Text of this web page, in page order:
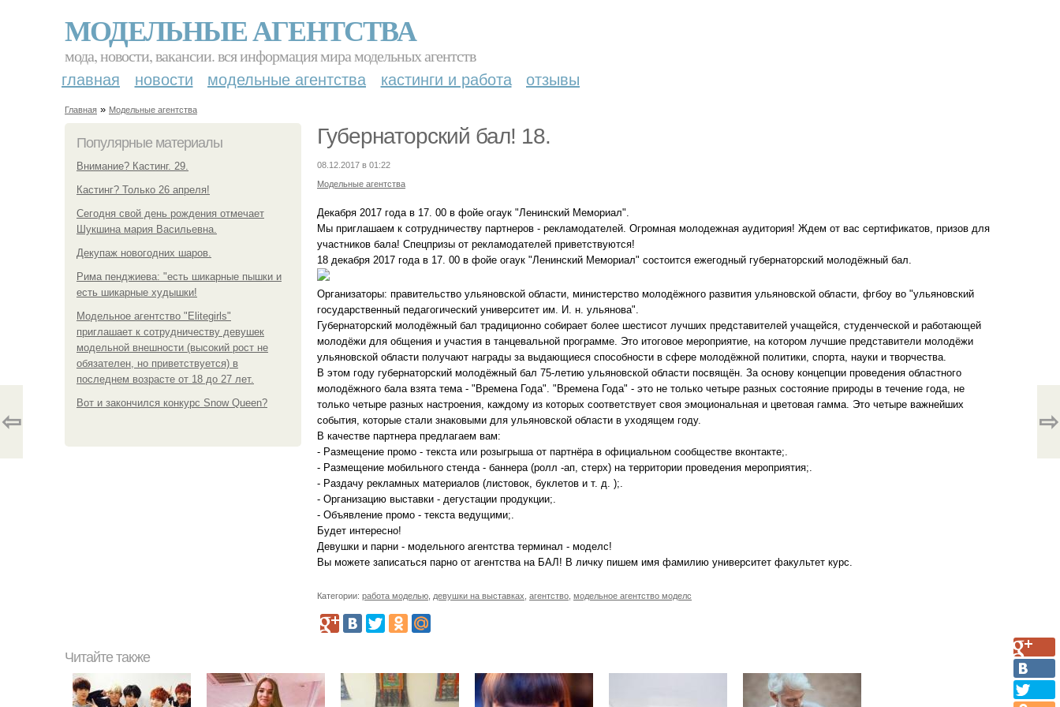
МОДЕЛЬНЫЕ АГЕНТСТВА
мода, новости, вакансии. вся информация мира модельных агентств
главная новости модельные агентства кастинги и работа отзывы
Главная » Модельные агентства
Популярные материалы
Внимание? Кастинг. 29.
Кастинг? Только 26 апреля!
Сегодня свой день рождения отмечает
Шукшина мария Васильевна.
Декупаж новогодних шаров.
Рима пенджиева: "есть шикарные пышки и
есть шикарные худышки!
Модельное агентство "Elitegirls"
приглашает к сотрудничеству девушек
модельной внешности (высокий рост не
обязателен, но приветствуется) в
последнем возрасте от 18 до 27 лет.
Вот и закончился конкурс Snow Queen?
Губернаторский бал! 18.
08.12.2017 в 01:22
Модельные агентства
Декабря 2017 года в 17. 00 в фойе огаук "Ленинский Мемориал".
Мы приглашаем к сотрудничеству партнеров - рекламодателей. Огромная молодежная аудитория! Ждем от вас сертификатов, призов для
участников бала! Спецпризы от рекламодателей приветствуются!
18 декабря 2017 года в 17. 00 в фойе огаук "Ленинский Мемориал" состоится ежегодный губернаторский молодёжный бал.
Организаторы: правительство ульяновской области, министерство молодёжного развития ульяновской области, фгбоу во "ульяновский
государственный педагогический университет им. И. н. ульянова".
Губернаторский молодёжный бал традиционно собирает более шестисот лучших представителей учащейся, студенческой и работающей
молодёжи для общения и участия в танцевальной программе. Это итоговое мероприятие, на котором лучшие представители молодёжи
ульяновской области получают награды за выдающиеся способности в сфере молодёжной политики, спорта, науки и творчества.
В этом году губернаторский молодёжный бал 75-летию ульяновской области посвящён. За основу концепции проведения областного
молодёжного бала взята тема - "Времена Года". "Времена Года" - это не только четыре разных состояние природы в течение года, не
только четыре разных настроения, каждому из которых соответствует своя эмоциональная и цветовая гамма. Это четыре важнейших
события, которые стали знаковыми для ульяновской области в уходящем году.
В качестве партнера предлагаем вам:
- Размещение промо - текста или розыгрыша от партнёра в официальном сообществе вконтакте;.
- Размещение мобильного стенда - баннера (ролл -ап, стерх) на территории проведения мероприятия;.
- Раздачу рекламных материалов (листовок, буклетов и т. д. );.
- Организацию выставки - дегустации продукции;.
- Объявление промо - текста ведущими;.
Будет интересно!
Девушки и парни - модельного агентства терминал - моделс!
Вы можете записаться парно от агентства на БАЛ! В личку пишем имя фамилию университет факультет курс.
Категории: работа моделью девушки на выставках агентство модельное агентство моделс
⇦ ⇨
Читайте также